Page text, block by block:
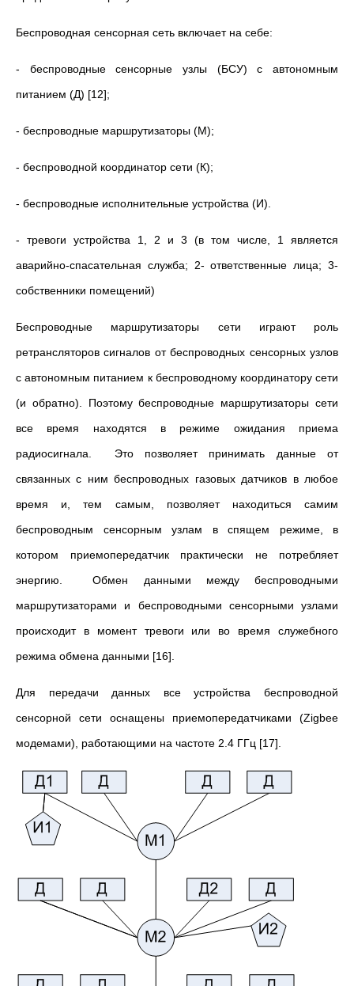
Беспроводная сенсорная сеть включает на себе:
- беспроводные сенсорные узлы (БСУ) с автономным
питанием (Д) [12];
- беспроводные маршрутизаторы (М);
- беспроводной координатор сети (К);
- беспроводные исполнительные устройства (И).
- тревоги устройства 1, 2 и 3 (в том числе, 1 является
аварийно-спасательная служба; 2- ответственные лица; 3-
собственники помещений)
Беспроводные маршрутизаторы сети играют роль
ретрансляторов сигналов от беспроводных сенсорных узлов
с автономным питанием к беспроводному координатору сети
(и обратно). Поэтому беспроводные маршрутизаторы сети
все время находятся в режиме ожидания приема
радиосигнала. Это позволяет принимать данные от
связанных с ним беспроводных газовых датчиков в любое
время и, тем самым, позволяет находиться самим
беспроводным сенсорным узлам в спящем режиме, в
котором приемопередатчик практически не потребляет
энергию. Обмен данными между беспроводными
маршрутизаторами и беспроводными сенсорными узлами
происходит в момент тревоги или во время служебного
режима обмена данными [16].
Для передачи данных все устройства беспроводной
сенсорной сети оснащены приемопередатчиками (Zigbee
модемами), работающими на частоте 2.4 ГГц [17].